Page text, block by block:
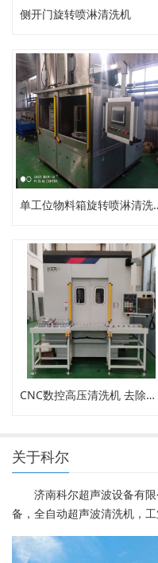
侧开门旋转喷淋清洗机
单工位物
CNC数控高压清洗机 去除内孔工件毛刺
关于科尔
济南科尔超声波设备有
备，全自动超声波清洗机，